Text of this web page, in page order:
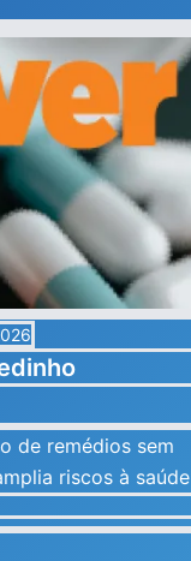
de remédios sem
riscos à saúde